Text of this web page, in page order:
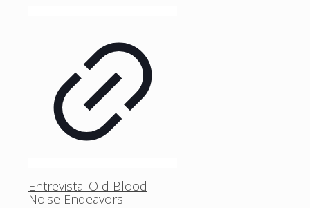
Entrevista: Old Blood
Noise Endeavors